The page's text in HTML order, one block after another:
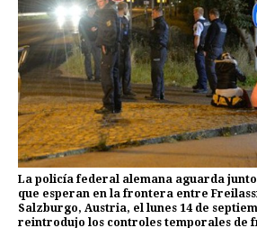
La policía federal alemana aguarda
que esperan en la frontera entre
Salzburgo, Austria, el lunes 14 de
reintrodujo los controles temporales de